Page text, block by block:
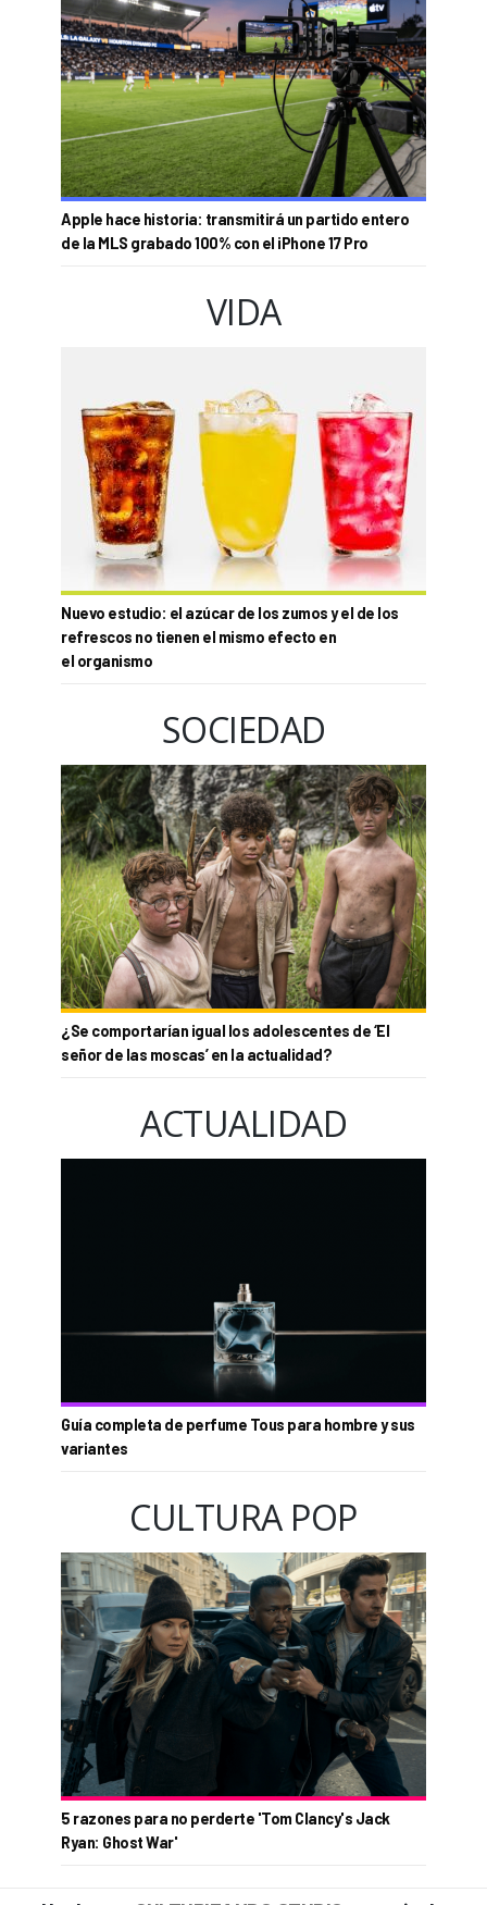
Apple hace historia: transmitirá un partido entero
de la MLS grabado 100% con el iPhone 17 Pro
VIDA
Nuevo estudio: el azúcar de los zumos y el de los
refrescos no tienen el mismo efecto en
el organismo
SOCIEDAD
¿Se comportarían igual los adolescentes de ‘El
señor de las moscas’ en la actualidad?
ACTUALIDAD
Guía completa de perfume Tous para hombre y sus
variantes
CULTURA POP
5 razones para no perderte 'Tom Clancy's Jack
Ryan: Ghost War'